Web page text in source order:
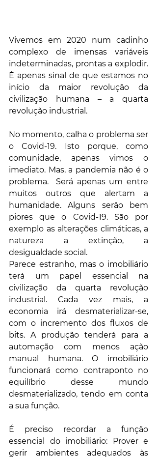
Vivemos em 2020 num cadinho
complexo de imensas variáveis
indeterminadas, prontas a explodir.
É apenas sinal de que estamos no
início da maior revolução da
civilização humana – a quarta
revolução industrial.
No momento, calha o problema ser
o Covid-19. Isto porque, como
comunidade, apenas vimos o
imediato. Mas, a pandemia não é o
problema.  Será apenas um entre
muitos outros que alertam a
humanidade. Alguns serão bem
piores que o Covid-19. São por
exemplo as alterações climáticas, a
natureza a extinção, a
desigualdade social.
Parece estranho, mas o imobiliário
terá um papel essencial na
civilização da quarta revolução
industrial. Cada vez mais, a
economia irá desmaterializar-se,
com o incremento dos fluxos de
bits. A produção tenderá para a
automação com menos ação
manual humana. O imobiliário
funcionará como contraponto no
equilíbrio desse mundo
desmaterializado, tendo em conta
a sua função.
É preciso recordar a função
essencial do imobiliário: Prover e
gerir ambientes adequados às